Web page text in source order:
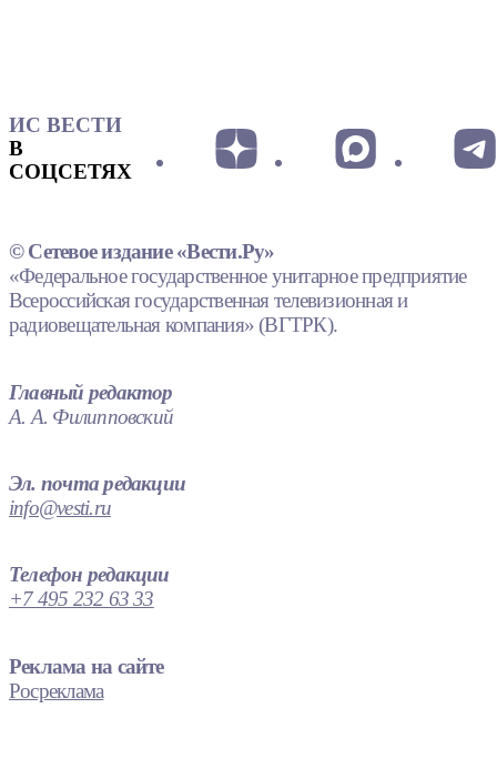
ИС ВЕСТИ
В
СОЦСЕТЯХ
© Сетевое издание «Вести.Ру»
«Федеральное государственное унитарное предприятие
Всероссийская государственная телевизионная и
радиовещательная компания» (ВГТРК).
Главный редактор
А. А. Филипповский
Эл. почта редакции
info@vesti.ru
Телефон редакции
+7 495 232 63 33
Реклама на сайте
Росреклама